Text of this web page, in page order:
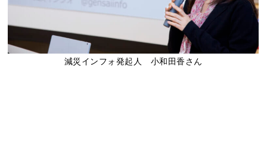
減災インフォ発起人 小和田香さん